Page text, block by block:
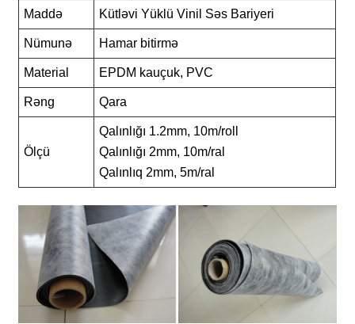
Maddə
Kütləvi Yüklü Vinil Səs Bariyeri
Nümunə Hamar bitirmə
Material EPDM kauçuk, PVC
Rəng Qara
Ölçü
Qalınlığı 1.2mm, 10m/roll
Qalınlığı 2mm, 10m/ral
Qalınlıq 2mm, 5m/ral